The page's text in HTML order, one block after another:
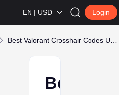
EN | USD Login
Best